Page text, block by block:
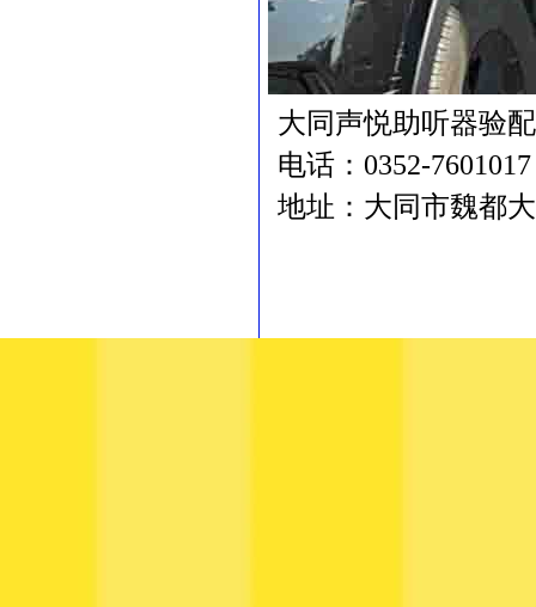
大同声悦助听器验
电话：0352-7601017
地址：大同市魏都